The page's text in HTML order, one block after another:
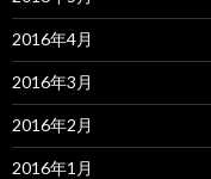
2016年4月
2016年3月
2016年2月
2016年1月